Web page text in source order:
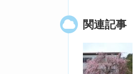
関連記事